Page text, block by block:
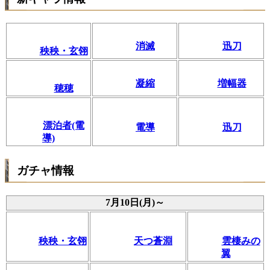
秧秧・玄翎 消滅 迅刀
穂穂 凝縮 増幅器
漂泊者(電
導)
電導 迅刀
ガチャ情報
7月10日(月)～
秧秧・玄翎 天つ蒼淵
雲棲みの
翼